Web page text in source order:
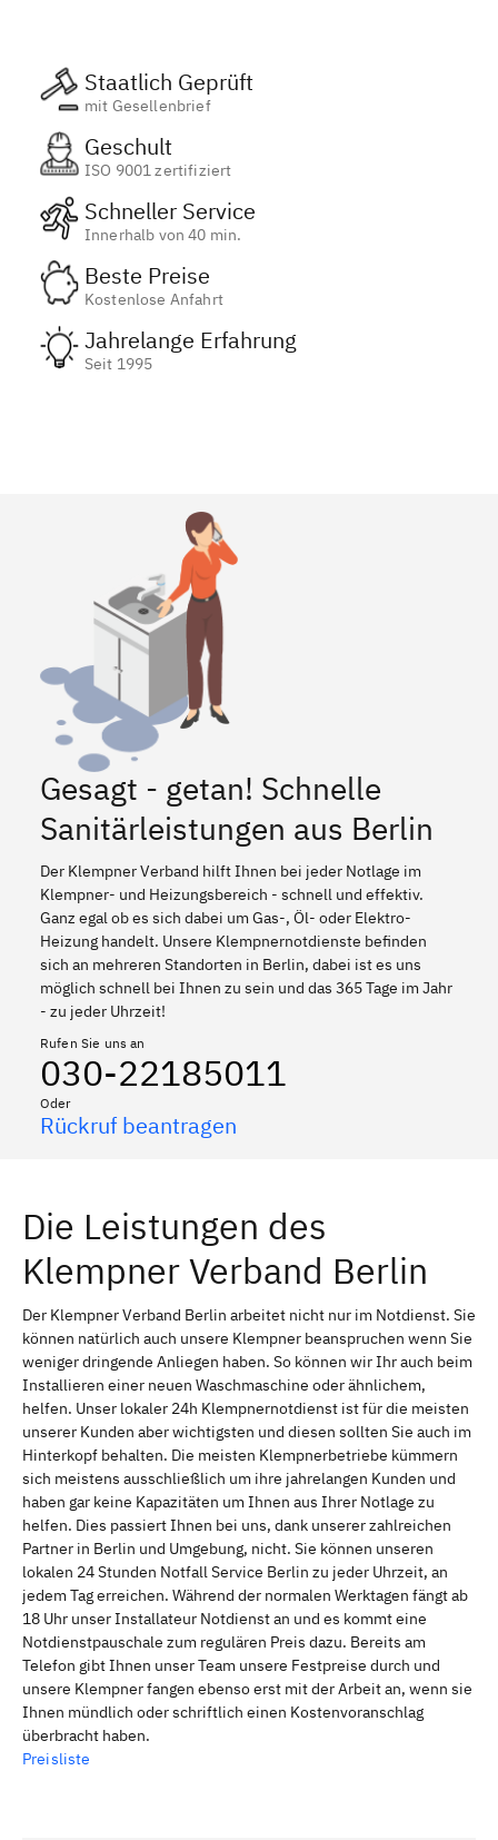
Staatlich Geprüft
mit Gesellenbrief
Geschult
ISO 9001 zertifiziert
Schneller Service
Innerhalb von 40 min.
Beste Preise
Kostenlose Anfahrt
Jahrelange Erfahrung
Seit 1995
Gesagt - getan! Schnelle
Sanitärleistungen aus Berlin
Der Klempner Verband hilft Ihnen bei jeder Notlage im
Klempner- und Heizungsbereich - schnell und effektiv.
Ganz egal ob es sich dabei um Gas-, Öl- oder Elektro-
Heizung handelt. Unsere Klempnernotdienste befinden
sich an mehreren Standorten in Berlin, dabei ist es uns
möglich schnell bei Ihnen zu sein und das 365 Tage im Jahr
- zu jeder Uhrzeit!
Rufen Sie uns an
030-22185011
Oder
Rückruf beantragen
Die Leistungen des
Klempner Verband Berlin
Der Klempner Verband Berlin arbeitet nicht nur im Notdienst. Sie
können natürlich auch unsere Klempner beanspruchen wenn Sie
weniger dringende Anliegen haben. So können wir Ihr auch beim
Installieren einer neuen Waschmaschine oder ähnlichem,
helfen. Unser lokaler 24h Klempnernotdienst ist für die meisten
unserer Kunden aber wichtigsten und diesen sollten Sie auch im
Hinterkopf behalten. Die meisten Klempnerbetriebe kümmern
sich meistens ausschließlich um ihre jahrelangen Kunden und
haben gar keine Kapazitäten um Ihnen aus Ihrer Notlage zu
helfen. Dies passiert Ihnen bei uns, dank unserer zahlreichen
Partner in Berlin und Umgebung, nicht. Sie können unseren
lokalen 24 Stunden Notfall Service Berlin zu jeder Uhrzeit, an
jedem Tag erreichen. Während der normalen Werktagen fängt ab
18 Uhr unser Installateur Notdienst an und es kommt eine
Notdienstpauschale zum regulären Preis dazu. Bereits am
Telefon gibt Ihnen unser Team unsere Festpreise durch und
unsere Klempner fangen ebenso erst mit der Arbeit an, wenn sie
Ihnen mündlich oder schriftlich einen Kostenvoranschlag
überbracht haben.
Preisliste